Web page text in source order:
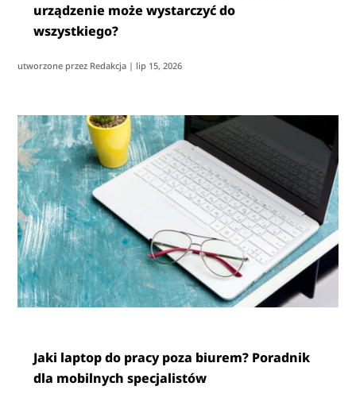
urządzenie może wystarczyć do
wszystkiego?
utworzone przez Redakcja | lip 15, 2026
Jaki laptop do pracy poza biurem? Poradnik
dla mobilnych specjalistów